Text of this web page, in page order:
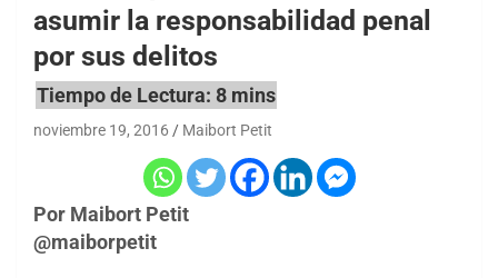
asumir la responsabilidad penal
por sus delitos
noviembre 19, 2016 Maibort Petit
Por Maibort Petit
@maiborpetit